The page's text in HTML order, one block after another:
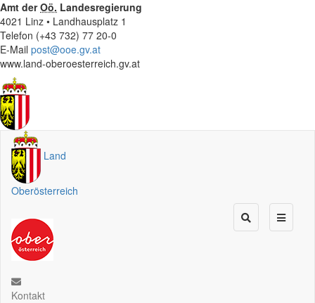
Amt derOö. Landesregierung
4021 Linz • Landhausplatz 1
Telefon (+43 732) 77 20-0
E-Mail post@ooe.gv.at
www.land-oberoesterreich.gv.at
Land
Oberösterreich
Kontakt